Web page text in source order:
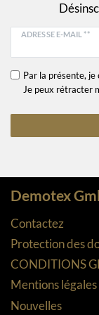
ADRESSE E-MAIL **
Par la présente,
Je peux rétracter
Demotex
Contactez
Protection des
CONDITIONS
Mentions légales
Nouvelles